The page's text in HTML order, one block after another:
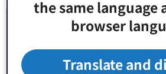
the same language
browser
Translate and
より良いウェブサイトにするた